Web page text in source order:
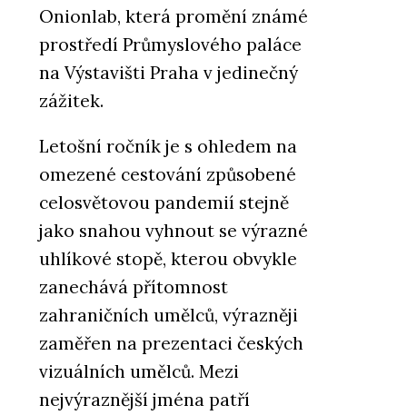
Onionlab, která promění známé
prostředí Průmyslového paláce
na Výstavišti Praha v jedinečný
zážitek.
Letošní ročník je s ohledem na
omezené cestování způsobené
celosvětovou pandemií stejně
jako snahou vyhnout se výrazné
uhlíkové stopě, kterou obvykle
zanechává přítomnost
zahraničních umělců, výrazněji
zaměřen na prezentaci českých
vizuálních umělců. Mezi
nejvýraznější jména patří